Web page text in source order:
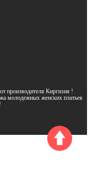
производителя Киргизия !
молодежных женских платьев